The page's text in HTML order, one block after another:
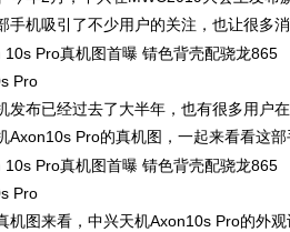
手机吸引了不少用户的关注，也让很多
Pro
发布已经过去了大半年，也有很多用户
Axon10s Pro的真机图，一起来看看这部
Pro
机图来看，中兴天机Axon10s Pro的外